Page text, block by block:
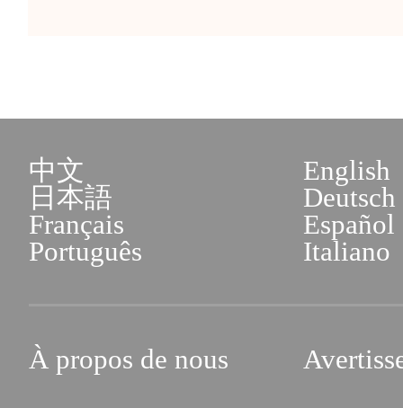
中文
English
日本語
Deutsch
Français
Español
Português
Italiano
À propos de nous